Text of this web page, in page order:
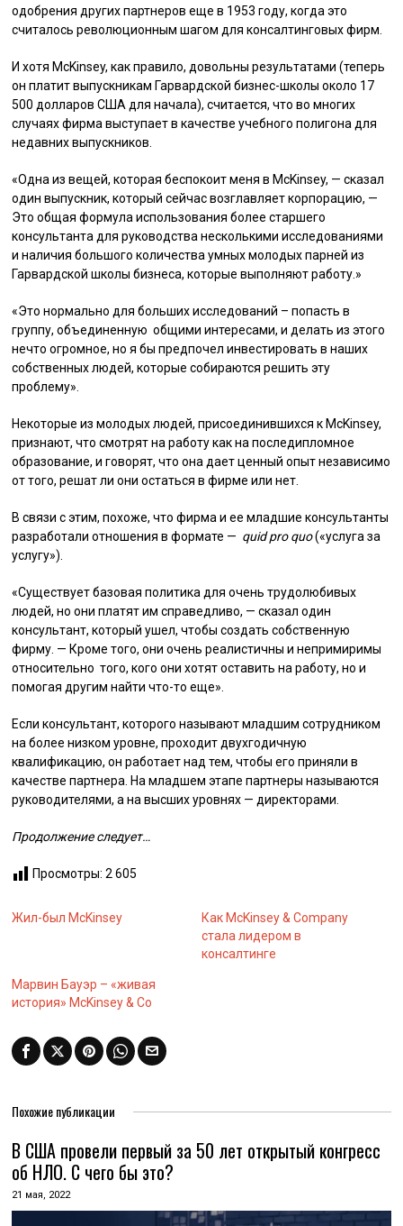
одобрения других партнеров еще в 1953 году, когда это
считалось революционным шагом для консалтинговых фирм.
И хотя McKinsey, как правило, довольны результатами (теперь
он платит выпускникам Гарвардской бизнес-школы около 17
500 долларов США для начала), считается, что во многих
случаях фирма выступает в качестве учебного полигона для
недавних выпускников.
«Одна из вещей, которая беспокоит меня в McKinsey, — сказал
один выпускник, который сейчас возглавляет корпорацию, —
Это общая формула использования более старшего
консультанта для руководства несколькими исследованиями
и наличия большого количества умных молодых парней из
Гарвардской школы бизнеса, которые выполняют работу.»
«Это нормально для больших исследований – попасть в
группу, объединенную общими интересами, и делать из этого
нечто огромное, но я бы предпочел инвестировать в наших
собственных людей, которые собираются решить эту
проблему».
Некоторые из молодых людей, присоединившихся к McKinsey,
признают, что смотрят на работу как на последипломное
образование, и говорят, что она дает ценный опыт независимо
от того, решат ли они остаться в фирме или нет.
В связи с этим, похоже, что фирма и ее младшие консультанты
разработали отношения в формате — quid pro quo(«услуга за
услугу»).
«Существует базовая политика для очень трудолюбивых
людей, но они платят им справедливо, — сказал один
консультант, который ушел, чтобы создать собственную
фирму. — Кроме того, они очень реалистичны и непримиримы
относительно того, кого они хотят оставить на работу, но и
помогая другим найти что-то еще».
Если консультант, которого называют младшим сотрудником
на более низком уровне, проходит двухгодичную
квалификацию, он работает над тем, чтобы его приняли в
качестве партнера. На младшем этапе партнеры называются
руководителями, а на высших уровнях — директорами.
Продолжение следует…
Просмотры: 2 605
Жил-был McKinsey
Как McKinsey & Company
стала лидером в
консалтинге
Марвин Бауэр – «живая
история» McKinsey & Co
Похожие публикации
В США провели первый за 50 лет открытый конгресс
об НЛО. С чего бы это?
21 мая, 2022